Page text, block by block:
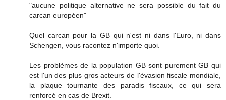
"aucune politique alternative ne sera possible du fait du
carcan européen"
Quel carcan pour la GB qui n'est ni dans l'Euro, ni dans
Schengen, vous racontez n'importe quoi.
Les problèmes de la population GB sont purement GB qui
est l'un des plus gros acteurs de l'évasion fiscale mondiale,
la plaque tournante des paradis fiscaux, ce qui sera
renforcé en cas de Brexit.